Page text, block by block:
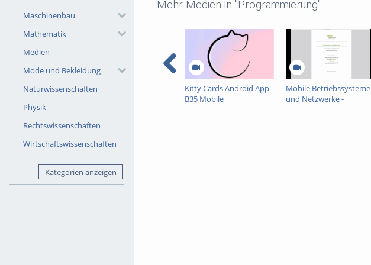
Maschinenbau
Mathematik
Medien
Mode und Bekleidung
Naturwissenschaften
Physik
Rechtswissenschaften
Wirtschaftswissenschaften
Kategorien anzeigen
Mehr Medien in "Programmierung"
Kitty Cards Android App -
B35 Mobile
Mobile Betriebssysteme
und Netzwerke -